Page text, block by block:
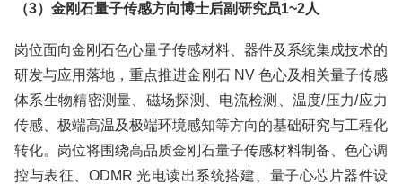
（3）金刚石量子传感方向博士后副研究员1~2人
岗位面向金刚石色心量子传感材料、器件及系统集成技术的
研发与应用落地，重点推进金刚石 NV 色心及相关量子传感
体系生物精密测量、磁场探测、电流检测、温度/压力/应力
传感、极端高温及极端环境感知等方向的基础研究与工程化
转化。岗位将围绕高品质金刚石量子传感材料制备、色心调
控与表征、ODMR 光电读出系统搭建、量子心芯片器件设